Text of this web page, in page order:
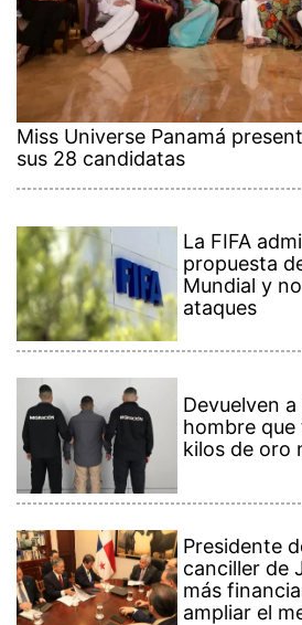
Miss Universe Panamá
sus 28 candidatas
La FIFA
propuesta
Mundial y
ataques
Devuelven
hombre
kilos de oro
Presidente
canciller de
más
ampliar el